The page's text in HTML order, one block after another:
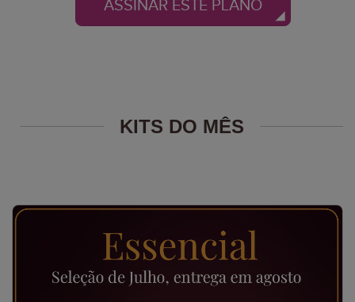
ASSINAR ESTE PLANO
KITS DO MÊS